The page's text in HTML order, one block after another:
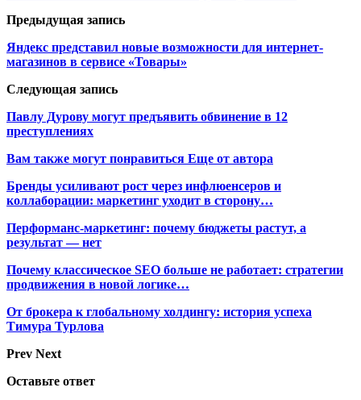
Предыдущая запись
Яндекс представил новые возможности для интернет-
магазинов в сервисе «Товары»
Следующая запись
Павлу Дурову могут предъявить обвинение в 12
преступлениях
Вам также могут понравиться Еще от автора
Бренды усиливают рост через инфлюенсеров и
коллаборации: маркетинг уходит в сторону…
Перформанс-маркетинг: почему бюджеты растут, а
результат — нет
Почему классическое SEO больше не работает: стратегии
продвижения в новой логике…
От брокера к глобальному холдингу: история успеха
Тимура Турлова
Prev Next
Оставьте ответ